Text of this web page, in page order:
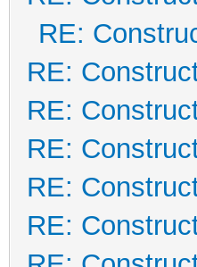
RE:
RE:
RE:
RE:
RE:
RE: